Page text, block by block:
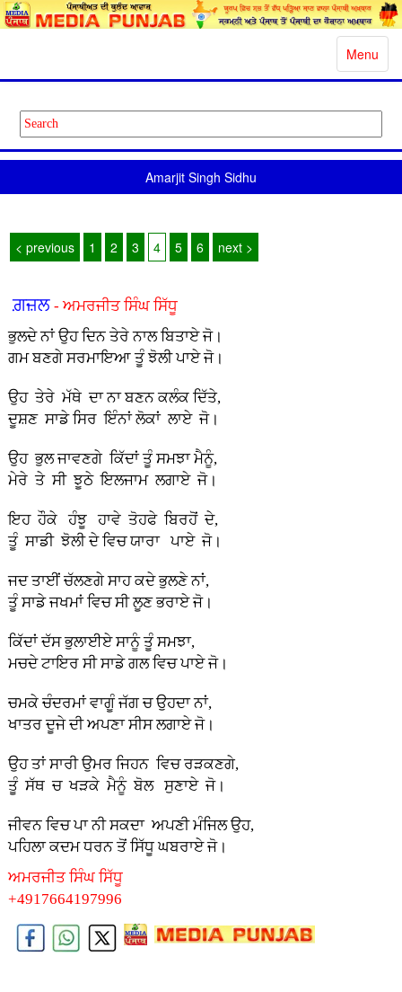
Toggle
Menu
Amarjit Singh Sidhu
< previous 1 2 3 4 5 6 next >
ਗ਼ਜ਼ਲ- ਅਮਰਜੀਤ ਸਿੰਘ ਸਿੱਧੂ
ਭੁਲਦੇ ਨਾਂ ਉਹ ਦਿਨ ਤੇਰੇ ਨਾਲ ਬਿਤਾਏ ਜੋ।
ਗਮ ਬਣਗੇ ਸਰਮਾਇਆ ਤੂੰ ਝੋਲੀ ਪਾਏ ਜੋ।
ਉਹ ਤੇਰੇ ਮੱਥੇ ਦਾ ਨਾ ਬਣਨ ਕਲੰਕ ਦਿੱਤੇ,
ਦੂਸ਼ਣ ਸਾਡੇ ਸਿਰ ਇੰਨਾਂ ਲੋਕਾਂ ਲਾਏ ਜੋ।
ਉਹ ਭੁਲ ਜਾਵਣਗੇ ਕਿੱਦਾਂ ਤੂੰ ਸਮਝਾ ਮੈਨੂੰ,
ਮੇਰੇ ਤੇ ਸੀ ਝੂਠੇ ਇਲਜਾਮ ਲਗਾਏ ਜੋ।
ਇਹ ਹੌਕੇ ਹੰਝੂ ਹਾਵੇ ਤੋਹਫੇ ਬਿਰਹੋਂ ਦੇ,
ਤੂੰ ਸਾਡੀ ਝੋਲੀ ਦੇ ਵਿਚ ਯਾਰਾ ਪਾਏ ਜੋ।
ਜਦ ਤਾਈਂ ਚੱਲਣਗੇ ਸਾਹ ਕਦੇ ਭੁਲਣੇ ਨਾਂ,
ਤੂੰ ਸਾਡੇ ਜਖਮਾਂ ਵਿਚ ਸੀ ਲੂਣ ਭਰਾਏ ਜੋ।
ਕਿੱਦਾਂ ਦੱਸ ਭੁਲਾਈਏ ਸਾਨੂੰ ਤੂੰ ਸਮਝਾ,
ਮਚਦੇ ਟਾਇਰ ਸੀ ਸਾਡੇ ਗਲ ਵਿਚ ਪਾਏ ਜੋ।
ਚਮਕੇ ਚੰਦਰਮਾਂ ਵਾਗੂੰ ਜੱਗ ਚ ਉਹਦਾ ਨਾਂ,
ਖਾਤਰ ਦੂਜੇ ਦੀ ਅਪਣਾ ਸੀਸ ਲਗਾਏ ਜੋ।
ਉਹ ਤਾਂ ਸਾਰੀ ਉਮਰ ਜਿਹਨ ਵਿਚ ਰੜਕਣਗੇ,
ਤੂੰ ਸੱਥ ਚ ਖੜਕੇ ਮੈਨੂੰ ਬੋਲ ਸੁਣਾਏ ਜੋ।
ਜੀਵਨ ਵਿਚ ਪਾ ਨੀ ਸਕਦਾ ਅਪਣੀ ਮੰਜਿਲ ਉਹ,
ਪਹਿਲਾ ਕਦਮ ਧਰਨ ਤੋਂ ਸਿੱਧੂ ਘਬਰਾਏ ਜੋ।
ਅਮਰਜੀਤ ਸਿੰਘ ਸਿੱਧੂ
+4917664197996